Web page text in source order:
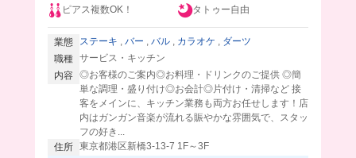
ピアス複数OK！
タトゥー自由
業態 ステーキ バー バル カラオケ
ダーツ
職種 サービス・キッチン
内容 ◎お客様のご案内◎お料理・ドリンクのご提供 ◎簡
単な調理・盛り付け◎お会計◎片付け・清掃など 接
客をメインに、キッチン業務も両方お任せします！店
内はガンガン音楽が流れる賑やかな雰囲気で、スタッ
フの好き...
住所 東京都港区新橋3-13-7 1F～3F